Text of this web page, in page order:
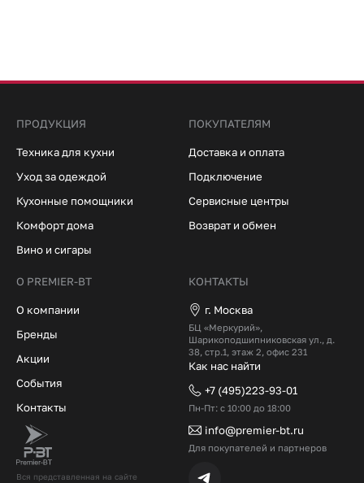
Вся представленная на сайте
ПРОДУКЦИЯ
Техника для кухни
Уход за одеждой
Кухонные помощники
Комфорт дома
Вино и сигары
ПОКУПАТЕЛЯМ
Доставка и оплата
Подключение
Сервисные центры
Возврат и обмен
О PREMIER-BT
О компании
Бренды
Акции
События
Контакты
КОНТАКТЫ
г. Москва
БЦ «Меркурий»,
Шарикоподшипниковская ул., д.
38, стр.1, этаж 2, офис 231
Как нас найти
+7 (495)223-93-01
Пн-Пт: с 10:00 до 18:00
info@premier-bt.ru
Для покупателей и партнеров